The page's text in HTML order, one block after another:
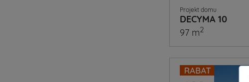
Projekt domu
DECYMA 10
97 m2